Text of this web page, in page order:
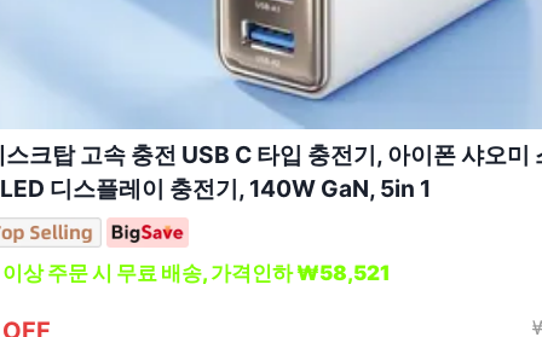
크탑 고속 충전 USB C 타입 충전기, 아이폰 샤오미
디스플레이 충전기, 140W GaN, 5in 1
상 주문 시 무료 배송, 가격인하 ₩58,521